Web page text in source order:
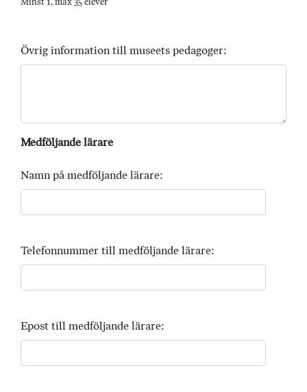
Övrig information till museets pedagoger:
Medföljande lärare
Namn på medföljande lärare:
Telefonnummer till medföljande lärare:
Epost till medföljande lärare: